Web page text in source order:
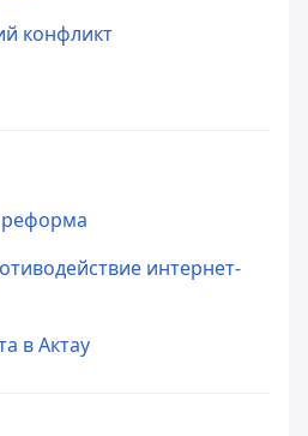
конфликт
реформа
интернет-
в Актау